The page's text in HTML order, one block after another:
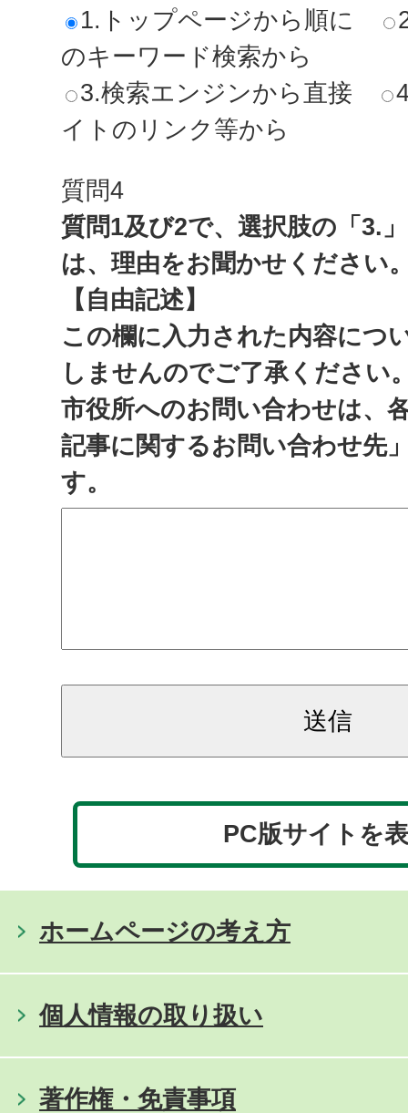
1.トップページから順に
のキーワード検索から
3.検索エンジンから直接
イトのリンク等から
質問4
質問1及び2で、選択肢の「3.
は、理由をお聞かせください
【自由記述】
この欄に入力された内容につ
しませんのでご了承ください
市役所へのお問い合わせは、
記事に関するお問い合わせ先
す。
PC版サイトを
ホームページの考え方
個人情報の取り扱い
著作権・免責事項